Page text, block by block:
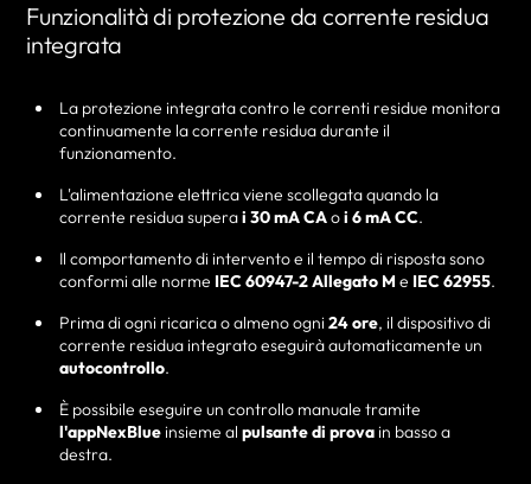
Funzionalità di protezione da corrente residua
integrata
La protezione integrata contro le correnti residue monitora
continuamente la corrente residua durante il
funzionamento.
L'alimentazione elettrica viene scollegata quando la
corrente residua superai 30 mA CAoi 6 mA CC.
Il comportamento di intervento e il tempo di risposta sono
conformi alle norme IEC 60947-2 Allegato M e IEC 62955.
Prima di ogni ricarica o almeno ogni 24 ore, il dispositivo di
corrente residua integrato eseguirà automaticamente un
autocontrollo.
È possibile eseguire un controllo manuale tramite
l'appNexBlue insieme al pulsante di prova in basso a
destra.